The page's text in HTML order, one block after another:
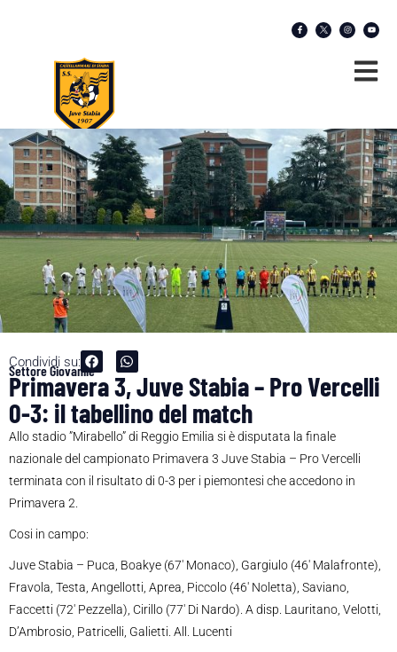
Condividi su:
Settore Giovanile
Primavera 3, Juve Stabia – Pro Vercelli
0-3: il tabellino del match
Allo stadio ”Mirabello” di Reggio Emilia si è disputata la finale
nazionale del campionato Primavera 3 Juve Stabia – Pro Vercelli
terminata con il risultato di 0-3 per i piemontesi che accedono in
Primavera 2.
Cosi in campo:
Juve Stabia – Puca, Boakye (67′ Monaco), Gargiulo (46′ Malafronte),
Fravola, Testa, Angellotti, Aprea, Piccolo (46′ Noletta), Saviano,
Faccetti (72′ Pezzella), Cirillo (77′ Di Nardo). A disp. Lauritano, Velotti,
D’Ambrosio, Patricelli, Galietti. All. Lucenti